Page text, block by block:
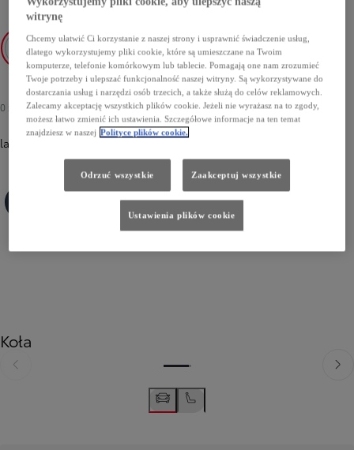
089 Platinum White Pearl
3U5 Imperial Red1L0 Shimmering Silver
5C5 Mustard 1M2 Storm Grey229 Neutral Black
0 zł
lakier podstawowy
Koła
Poprzedni
witrynę
Chcemy ułatwić Ci korzystanie z naszej strony i usprawnić świadczenie usług,
dlatego wykorzystujemy pliki cookie, które są umieszczane na Twoim
komputerze, telefonie komórkowym lub tablecie. Pomagają one nam zrozumieć
Twoje potrzeby i ulepszać funkcjonalność naszej witryny. Są wykorzystywane do
dostarczania usług i narzędzi osób trzecich, a także służą do celów reklamowych.
Zalecamy akceptację wszystkich plików cookie. Jeżeli nie wyrażasz na to zgody,
możesz łatwo zmienić ich ustawienia. Szczegółowe informacje na ten temat
znajdziesz w naszej Polityce plików cookie.
Odrzuć wszystkie Zaakceptuj wszystkie
Ustawienia plików cookie